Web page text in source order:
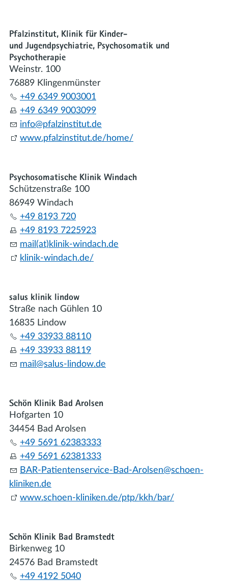
Pfalzinstitut, Klinik für Kinder-
und Jugendpsychiatrie, Psychosomatik und
Psychotherapie
Weinstr. 100
76889 Klingenmünster
+49 6349 9003001
+49 6349 9003099
nf
pf lz nstt t d
www.pfalzinstitut.de/home/
Psychosomatische Klinik Windach
Schützenstraße 100
86949 Windach
+49 8193 720
+49 8193 7225923
mail(at)klinik-windach.de
klinik-windach.de/
salus klinik lindow
Straße nach Gühlen 10
16835 Lindow
+49 33933 88110
+49 33933 88119
m
s s-l nd w d
Schön Klinik Bad Arolsen
Hofgarten 10
34454 Bad Arolsen
+49 5691 62383333
+49 5691 62381333
BAR-P t nt ns rv c -B d-Ar ls n sch
n-
kl n k n d
www.schoen-kliniken.de/ptp/kkh/bar/
Schön Klinik Bad Bramstedt
Birkenweg 10
24576 Bad Bramstedt
+49 4192 5040